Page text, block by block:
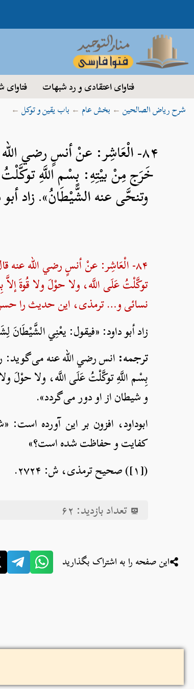
فتاوای اعتقادی و رد شبهات فتاوای
شرح ریاض الصالحین ← بخش عام ← باب یقین و توکل ←
۸۴- الْعَاشِر: عنْ أنسٍ رضي
خَرَج مِنْ بيْتِهِ: بِسْم اللَّهِ
وتنحَّى عنه الشَّيْطَانُ». زاد
۸۴- الْعَاشِر: عنْ أنسٍ رضي الله عنه
توكَّلْتُ عَلَى اللَّه، ولا حوْلَ ولا قُوةَ
نسائی و… ترمذی، این حدیث را
زاد أبو داود: «فيقول: يعْنِي
ترجمه: انس رضي الله عنه می‌گوید:
بِسْم اللَّهِ توكَّلْتُ عَلَى اللَّه، ولا
و شیطان از او دور می‌گردد».
ابوداود، افزون بر این آورده
کفایت و حفاظت شده است؟»
([۱]) صحیح ترمذی، ش: ۲۷۲۴.
تعداد بازدید: ۶۲
این صفحه را به اشتراک بگذارید